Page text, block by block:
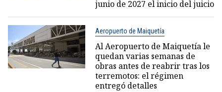
junio de 2027 el inicio del juicio
Aeropuerto de Maiquetía
Al Aeropuerto de Maiquetía le
quedan varias semanas de
obras antes de reabrir tras los
terremotos: el régimen
entregó detalles